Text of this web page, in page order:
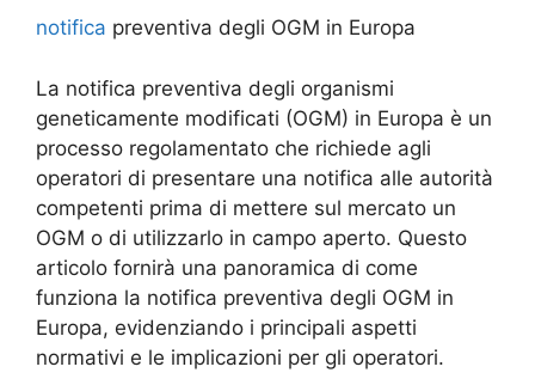
notifica preventiva degli OGM in Europa
La notifica preventiva degli organismi
geneticamente modificati (OGM) in Europa è un
processo regolamentato che richiede agli
operatori di presentare una notifica alle autorità
competenti prima di mettere sul mercato un
OGM o di utilizzarlo in campo aperto. Questo
articolo fornirà una panoramica di come
funziona la notifica preventiva degli OGM in
Europa, evidenziando i principali aspetti
normativi e le implicazioni per gli operatori.